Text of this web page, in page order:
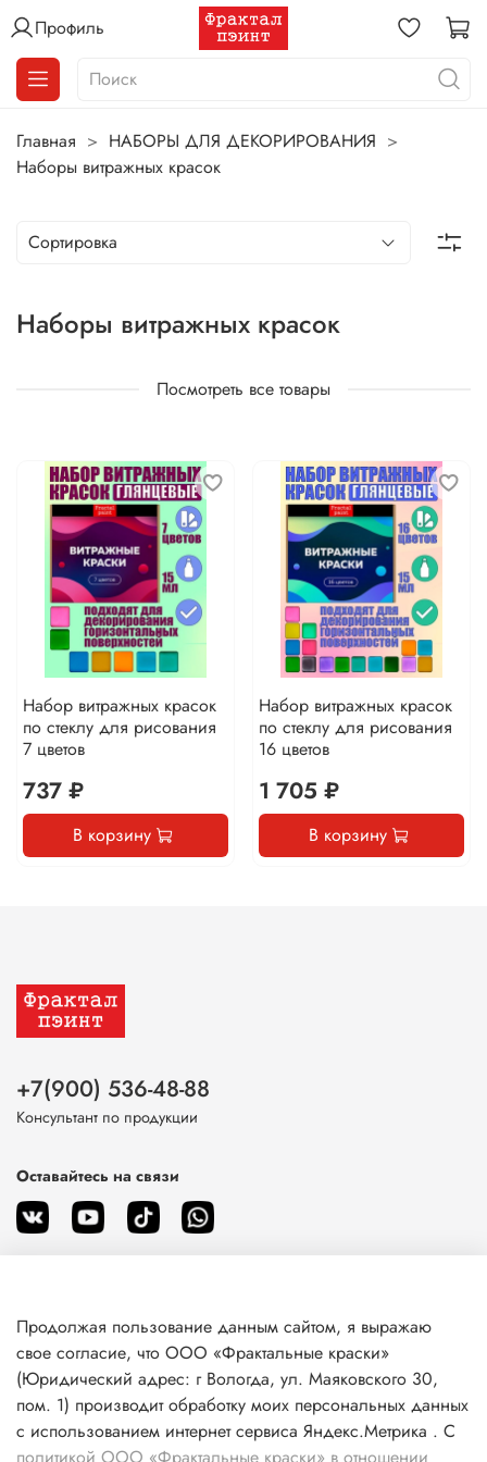
Профиль
Главная
НАБОРЫ ДЛЯ ДЕКОРИРОВАНИЯ
Наборы витражных красок
Наборы витражных красок
Посмотреть все товары
Набор витражных красок
по стеклу для рисования
7 цветов
737 ₽
В корзину
Набор витражных красок
по стеклу для рисования
16 цветов
1 705 ₽
В корзину
О магазине
Клиентам
+7(900) 536-48-88
Консультант по продукции
Оставайтесь на связи
Продолжая пользование данным сайтом, я выражаю
свое согласие, что ООО «Фрактальные краски»
(Юридический адрес: г Вологда, ул. Маяковского 30,
пом. 1) производит обработку моих персональных данных
с использованием интернет сервиса Яндекс.Метрика . С